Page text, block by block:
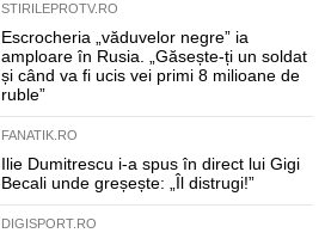
STIRILEPROTV.RO
Escrocheria „văduvelor negre” ia
amploare în Rusia. „Găsește-ți un soldat
și când va fi ucis vei primi 8 milioane de
ruble”
FANATIK.RO
Ilie Dumitrescu i-a spus în direct lui Gigi
Becali unde greșește: „Îl distrugi!”
DIGISPORT.RO